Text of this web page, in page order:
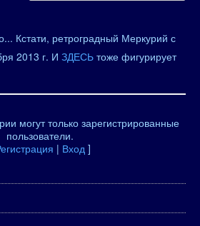
Кстати, ретроградный Меркурий с
2013 г. И ЗДЕСЬ тоже фигурирует
могут только зарегистрированные
пользователи.
| Вход ]